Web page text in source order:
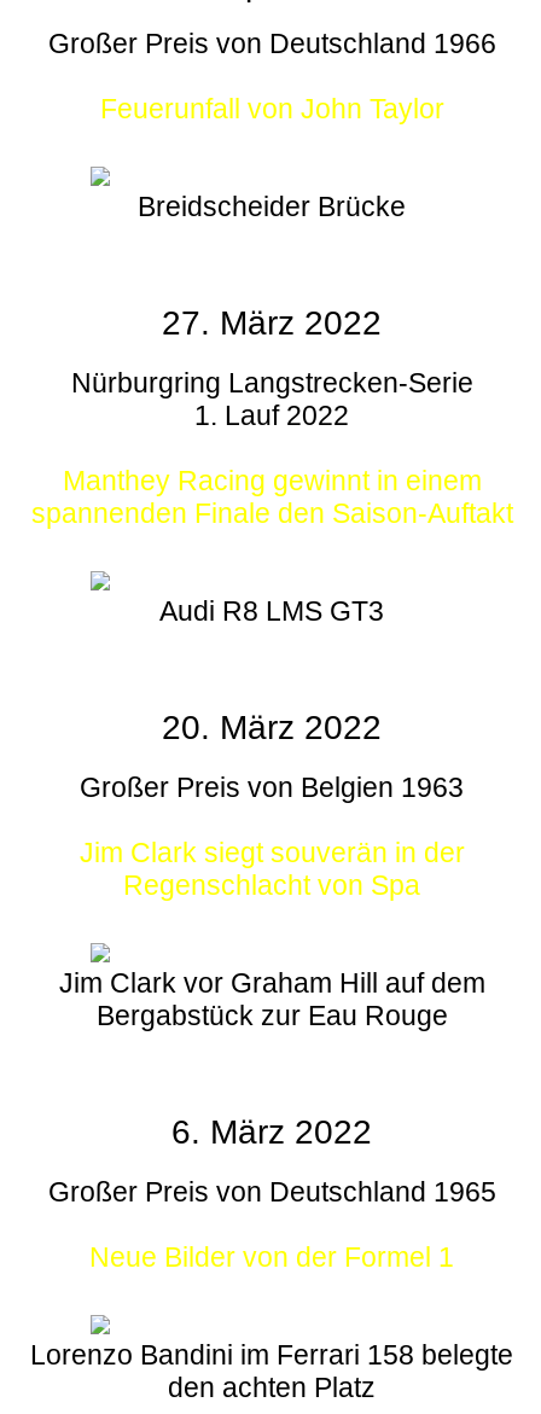
Großer Preis von Deutschland 1966
Feuerunfall von John Taylor
Breidscheider Brücke
27. März 2022
Nürburgring Langstrecken-Serie
1. Lauf 2022
Manthey Racing gewinnt in einem
spannenden Finale den Saison-Auftakt
Audi R8 LMS GT3
20. März 2022
Großer Preis von Belgien 1963
Jim Clark siegt souverän in der
Regenschlacht von Spa
Jim Clark vor Graham Hill auf dem
Bergabstück zur Eau Rouge
6. März 2022
Großer Preis von Deutschland 1965
Neue Bilder von der Formel 1
Lorenzo Bandini im Ferrari 158 belegte
den achten Platz